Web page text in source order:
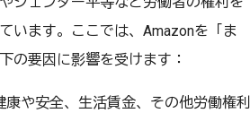
います。ここでは、Amazonを「ま
の要因に影響を受けます：
や安全、生活賃金、その他労働権利